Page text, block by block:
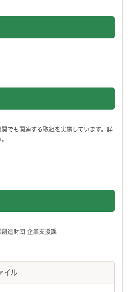
でも関連する取組を実施しています。詳
造財団 企業支援課
イル